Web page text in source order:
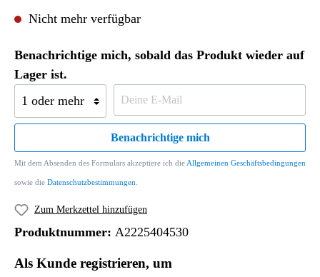
Nicht mehr verfügbar
Benachrichtige mich, sobald das Produkt wieder auf
Lager ist.
Benachrichtige mich
Mit dem Absenden des Formulars akzeptiere ich die Allgemeinen Geschäftsbedingungen
sowie die Datenschutzbestimmungen
Zum Merkzettel hinzufügen
Produktnummer: A2225404530
Als Kunde registrieren, um